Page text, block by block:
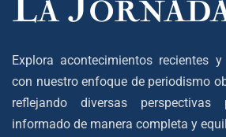
Explora acontecimientos recientes
con nuestro enfoque de periodismo
reflejando diversas perspectivas
informado de manera completa y